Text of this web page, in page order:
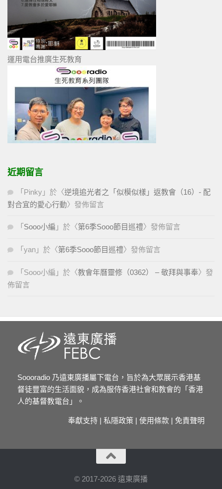
運用電台推廣生死教育
近期留言
「 Pinky 」於〈逆境追光者之「似模似樣」返教會（16）- 配
對合宜的愛心行動〉發佈留言
「 Sooo小編 」於〈第6季Sooo節目巡禮〉發佈留言
「 yan 」於〈第6季Sooo節目巡禮〉發佈留言
「 Sooo小編 」於〈教會年曆靈修（0362） – 敬拜與事奉〉發
佈留言
Soooradio 乃遠東廣播屬下電台，旨於為大眾展示香港基
督徒豐富的生活面貌，成為服侍香港社會和教會的「香港
人的基督教電台」。
奉獻支持 | 私隱政策 | 使用條款 | 免責聲明
© 2017-2026 遠東廣播